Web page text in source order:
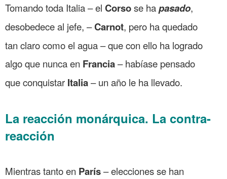
Tomando toda Italia – el Corsose hapasado,
desobedece al jefe, –Carnot, pero ha quedado
tan claro como el agua – que con ello ha logrado
algo que nunca en Francia– habíase pensado
que conquistar Italia– un año le ha llevado.
La reacción monárquica. La contra-
reacción
Mientras tanto en París– elecciones se han